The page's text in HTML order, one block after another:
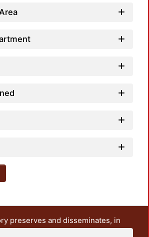
preserves and disseminates, in
access, the teaching and research